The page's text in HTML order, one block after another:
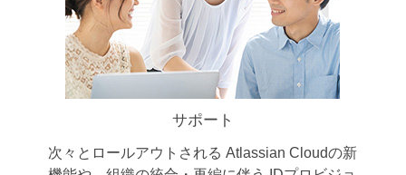
サポート
次々とロールアウトされる Atlassian Cloudの新